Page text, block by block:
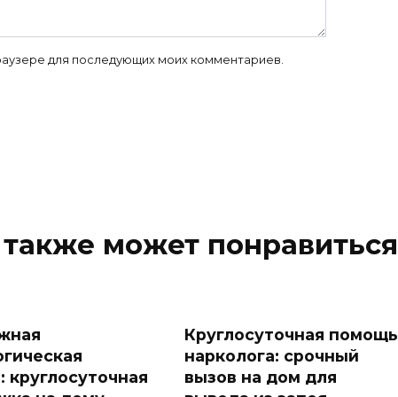
для последующих моих комментариев.
может понравиться
Круглосуточная помощь
нарколога: срочный
вызов на дом для